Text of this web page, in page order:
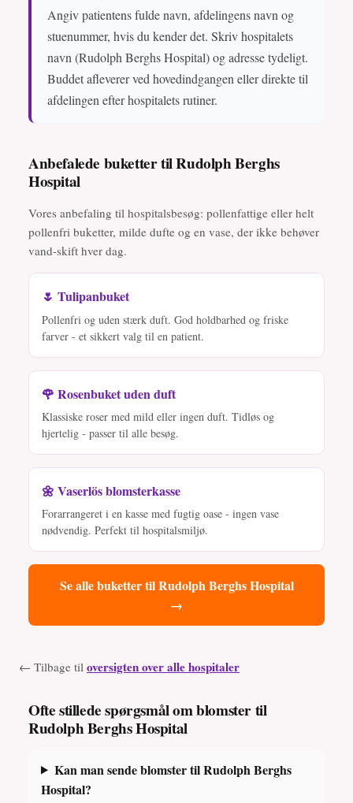
Angiv patientens fulde navn, afdelingens navn og
stuenummer, hvis du kender det. Skriv hospitalets
navn (Rudolph Berghs Hospital) og adresse tydeligt.
Buddet afleverer ved hovedindgangen eller direkte til
afdelingen efter hospitalets rutiner.
Anbefalede buketter til Rudolph Berghs
Hospital
Vores anbefaling til hospitalsbesøg: pollenfattige eller helt
pollenfri buketter, milde dufte og en vase, der ikke behøver
vand-skift hver dag.
🌷 Tulipanbuket
Pollenfri og uden stærk duft. God holdbarhed og friske
farver - et sikkert valg til en patient.
🌹 Rosenbuket uden duft
Klassiske roser med mild eller ingen duft. Tidløs og
hjertelig - passer til alle besøg.
🌼 Vaserlös blomsterkasse
Forarrangeret i en kasse med fugtig oase - ingen vase
nødvendig. Perfekt til hospitalsmiljø.
Se alle buketter til Rudolph Berghs Hospital
→
← Tilbage til oversigten over alle hospitaler
Ofte stillede spørgsmål om blomster til
Rudolph Berghs Hospital
Kan man sende blomster til Rudolph Berghs
Hospital?